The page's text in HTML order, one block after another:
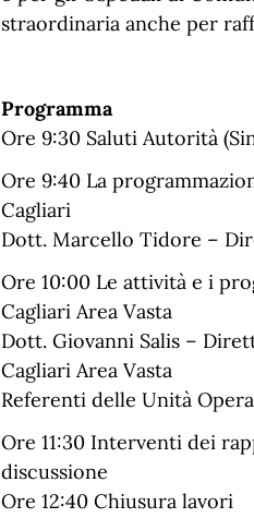
straordinaria anche per
Programma
Ore 9:30 Saluti Autorità
Ore 9:40 La
Cagliari
Dott. Marcello Tidore –
Ore 10:00 Le attività e i
Cagliari Area Vasta
Dott. Giovanni Salis –
Cagliari Area Vasta
Referenti delle Unità
Ore 11:30 Interventi dei
discussione
Ore 12:40 Chiusura lavori